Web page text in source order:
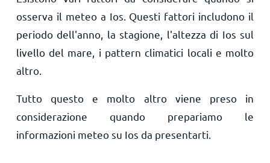
osserva il meteo a Ios. Questi fattori includono il
periodo dell'anno, la stagione, l'altezza di Ios sul
livello del mare, i pattern climatici locali e molto
altro.
Tutto questo e molto altro viene preso in
considerazione quando prepariamo le
informazioni meteo su Ios da presentarti.